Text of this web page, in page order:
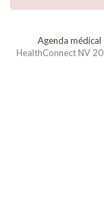
Agenda
HealthConnect NV